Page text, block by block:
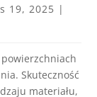
19, 2025 |
Skuteczność
materiału,